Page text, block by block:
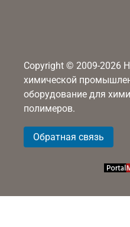
Copyright © 2009-2026
химической
оборудование для
полимеров.
Обратная связь